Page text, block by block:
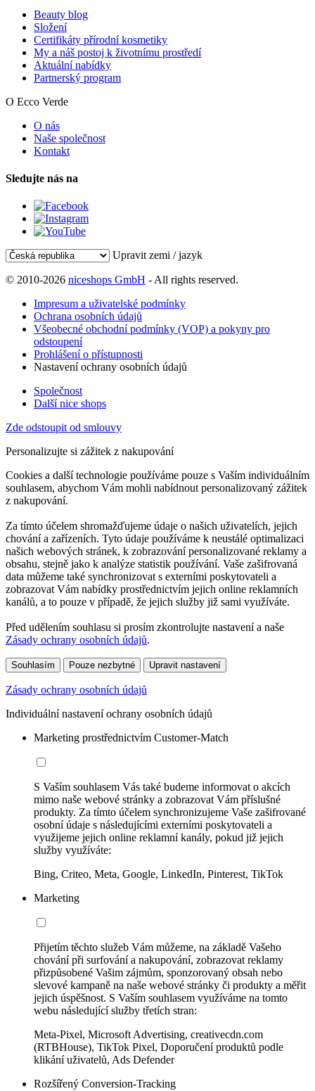
Beauty blog
Složení
Certifikáty přírodní kosmetiky
My a náš postoj k životnímu prostředí
Aktuální nabídky
Partnerský program
O Ecco Verde
O nás
Naše společnost
Kontakt
Sledujte nás na
Upravit zemi / jazyk
© 2010-2026 niceshops GmbH - All rights reserved.
Impresum a uživatelské podmínky
Ochrana osobních údajů
Všeobecné obchodní podmínky (VOP) a pokyny pro
odstoupení
Prohlášení o přístupnosti
Nastavení ochrany osobních údajů
Společnost
Další nice shops
Zde odstoupit od smlouvy
Personalizujte si zážitek z nakupování
Cookies a další technologie používáme pouze s Vaším individuálním
souhlasem, abychom Vám mohli nabídnout personalizovaný zážitek
z nakupování.
Za tímto účelem shromažďujeme údaje o našich uživatelích, jejich
chování a zařízeních. Tyto údaje používáme k neustálé optimalizaci
našich webových stránek, k zobrazování personalizované reklamy a
obsahu, stejně jako k analýze statistik používání. Vaše zašifrovaná
data můžeme také synchronizovat s externími poskytovateli a
zobrazovat Vám nabídky prostřednictvím jejich online reklamních
kanálů, a to pouze v případě, že jejich služby již sami využíváte.
Před udělením souhlasu si prosím zkontrolujte nastavení a naše
Zásady ochrany osobních údajů.
Souhlasím Pouze nezbytné Upravit nastavení
Zásady ochrany osobních údajů
Individuální nastavení ochrany osobních údajů
Marketing prostřednictvím Customer-Match
S Vaším souhlasem Vás také budeme informovat o akcích
mimo naše webové stránky a zobrazovat Vám příslušné
produkty. Za tímto účelem synchronizujeme Vaše zašifrované
osobní údaje s následujícími externími poskytovateli a
využijeme jejich online reklamní kanály, pokud již jejich
služby využíváte:
Bing, Criteo, Meta, Google, LinkedIn, Pinterest, TikTok
Marketing
Přijetím těchto služeb Vám můžeme, na základě Vašeho
chování při surfování a nakupování, zobrazovat reklamy
přizpůsobené Vašim zájmům, sponzorovaný obsah nebo
slevové kampaně na naše webové stránky či produkty a měřit
jejich úspěšnost. S Vaším souhlasem využíváme na tomto
webu následující služby třetích stran:
Meta-Pixel, Microsoft Advertising, creativecdn.com
(RTBHouse), TikTok Pixel, Doporučení produktů podle
klikání uživatelů, Ads Defender
Rozšířený Conversion-Tracking